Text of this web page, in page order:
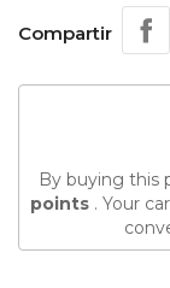
Compartir
By buying this
points . Your